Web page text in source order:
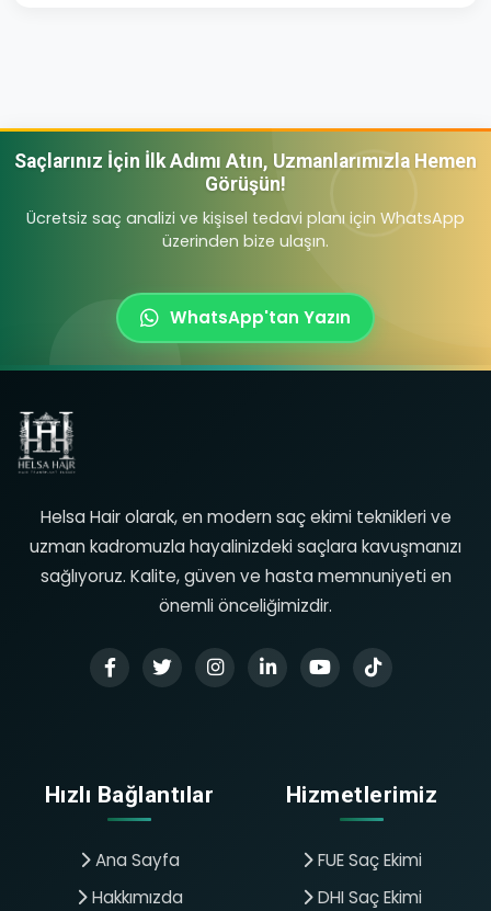
Saçlarınız İçin İlk Adımı Atın, Uzmanlarımızla Hemen
Görüşün!
Ücretsiz saç analizi ve kişisel tedavi planı için WhatsApp
üzerinden bize ulaşın.
WhatsApp'tan Yazın
Helsa Hair olarak, en modern saç ekimi teknikleri ve
uzman kadromuzla hayalinizdeki saçlara kavuşmanızı
sağlıyoruz. Kalite, güven ve hasta memnuniyeti en
önemli önceliğimizdir.
Hızlı Bağlantılar
Ana Sayfa
Hakkımızda
Hizmetlerimiz
FUE Saç Ekimi
DHI Saç Ekimi